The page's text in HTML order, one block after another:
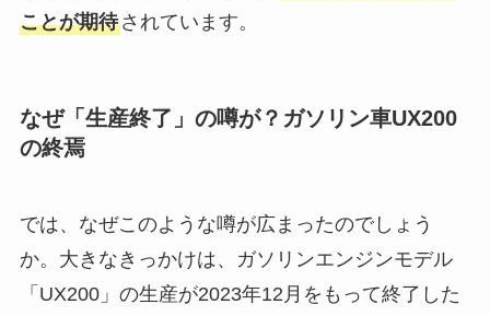
ことが期待されています。
なぜ「生産終了」の噂が？ガソリン車UX200
の終焉
では、なぜこのような噂が広まったのでしょう
か。大きなきっかけは、ガソリンエンジンモデル
「UX200」の生産が2023年12月をもって終了した